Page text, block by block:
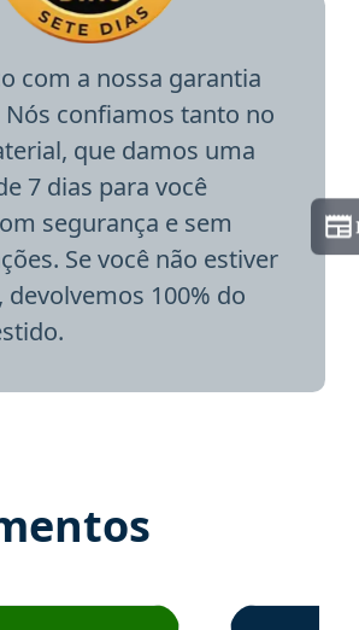
com a nossa garantia
Nós confiamos tanto no
que damos uma
7 dias para você
segurança e sem
Se você não estiver
100% do
o Aprova Concursos em
Estudante